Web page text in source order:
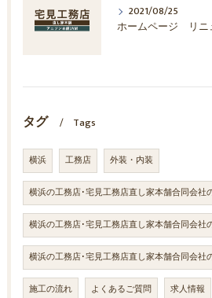
2021/08/25
ホームページ リニ
タグ Tags
横浜 工務店 外装・内装
横浜の工務店･宅見工務店直し家本舗合同会社
横浜の工務店･宅見工務店直し家本舗合同会社
横浜の工務店･宅見工務店直し家本舗合同会社
施工の流れ よくあるご質問 求人情報